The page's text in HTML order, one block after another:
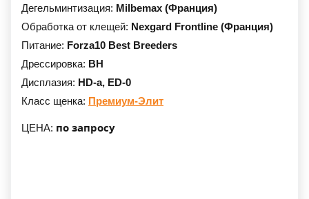
Дегельминтизация: Milbemax (Франция)
Обработка от клещей: Nexgard Frontline (Франция)
Питание: Forza10 Best Breeders
Дрессировка: BH
Дисплазия: HD-a, ED-0
Класс щенка: Премиум-Элит
ЦЕНА: по запросу